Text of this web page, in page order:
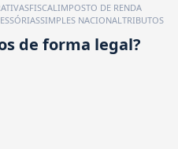
FISCALIMPOSTO DE RENDA
SIMPLES NACIONALTRIBUTOS
de forma legal?